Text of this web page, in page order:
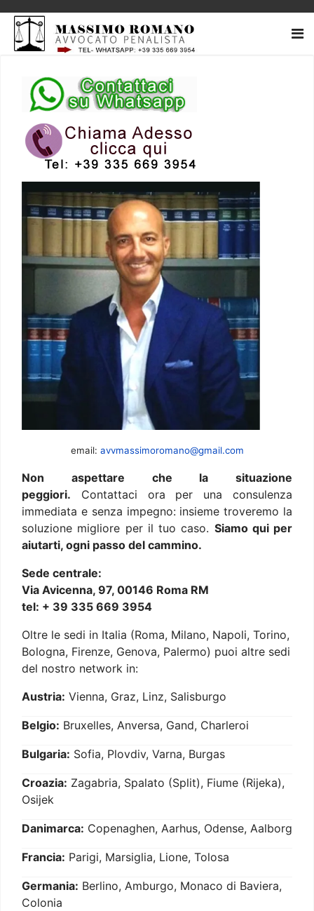
email: avvmassimoromano@gmail.com
Non aspettare che la situazione
peggiori. Contattaci ora per una consulenza
immediata e senza impegno: insieme troveremo la
soluzione migliore per il tuo caso. Siamo qui per
aiutarti, ogni passo del cammino.
Sede centrale:
Via Avicenna, 97, 00146 Roma RM
tel: + 39 335 669 3954
Oltre le sedi in Italia (Roma, Milano, Napoli, Torino,
Bologna, Firenze, Genova, Palermo) puoi altre sedi
del nostro network in:
Austria: Vienna, Graz, Linz, Salisburgo
Belgio: Bruxelles, Anversa, Gand, Charleroi
Bulgaria: Sofia, Plovdiv, Varna, Burgas
Croazia: Zagabria, Spalato (Split), Fiume (Rijeka),
Osijek
Danimarca: Copenaghen, Aarhus, Odense, Aalborg
Francia: Parigi, Marsiglia, Lione, Tolosa
Germania: Berlino, Amburgo, Monaco di Baviera,
Colonia